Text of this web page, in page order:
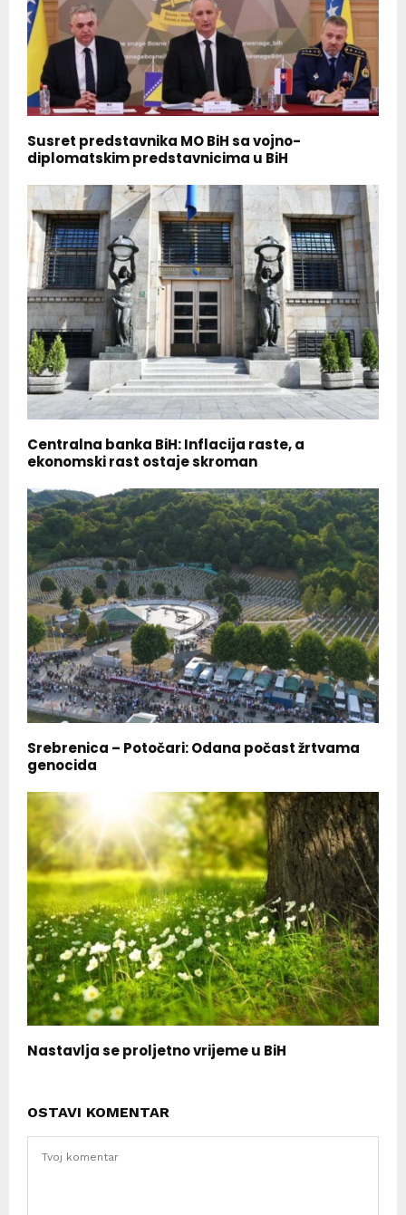
Susret predstavnika MO BiH sa vojno-
diplomatskim predstavnicima u BiH
Centralna banka BiH: Inflacija raste, a
ekonomski rast ostaje skroman
Srebrenica – Potočari: Odana počast žrtvama
genocida
Nastavlja se proljetno vrijeme u BiH
OSTAVI KOMENTAR